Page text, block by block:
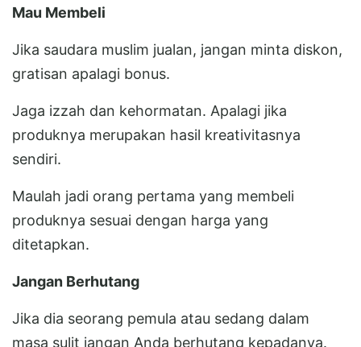
Mau Membeli
Jika saudara muslim jualan, jangan minta diskon,
gratisan apalagi bonus.
Jaga izzah dan kehormatan. Apalagi jika
produknya merupakan hasil kreativitasnya
sendiri.
Maulah jadi orang pertama yang membeli
produknya sesuai dengan harga yang
ditetapkan.
Jangan Berhutang
Jika dia seorang pemula atau sedang dalam
masa sulit jangan Anda berhutang kepadanya.